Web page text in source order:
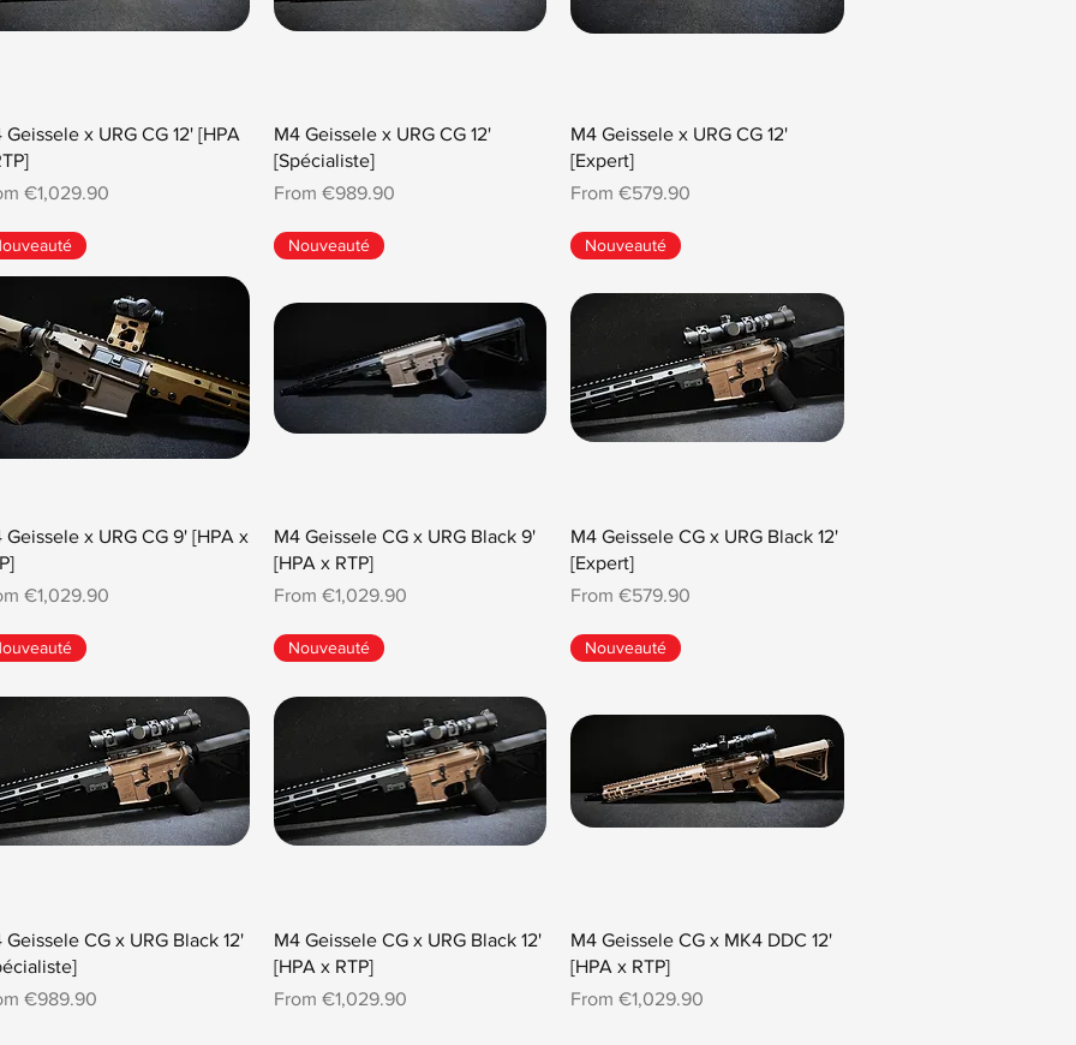
Geissele x URG CG 12' [HPA
€1,029.90
Price
M4 Geissele x URG CG 12'
[Spécialiste]
From €989.90
Sale Price
M4 Geissele x URG CG 12'
[Expert]
From€579.90
Sale Price
Geissele x URG CG 9' [HPA x
€1,029.90
Price
Nouveauté
M4 Geissele CG x URG Black 9'
[HPA x RTP]
From €1,029.90
Sale Price
Nouveauté
M4 Geissele CG x URG Black 12'
[Expert]
From€579.90
Sale Price
Geissele CG x URG Black 12'
€989.90
Price
Nouveauté
M4 Geissele CG x URG Black 12'
[HPA x RTP]
From €1,029.90
Sale Price
Nouveauté
M4 Geissele CG x MK4 DDC 12'
[HPA x RTP]
From€1,029.90
Sale Price